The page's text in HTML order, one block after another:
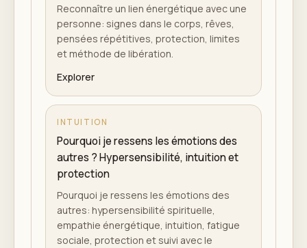
Reconnaître un lien énergétique avec une
personne: signes dans le corps, rêves,
pensées répétitives, protection, limites
et méthode de libération.
Explorer
INTUITION
Pourquoi je ressens les émotions des
autres ? Hypersensibilité, intuition et
protection
Pourquoi je ressens les émotions des
autres: hypersensibilité spirituelle,
empathie énergétique, intuition, fatigue
sociale, protection et suivi avec le